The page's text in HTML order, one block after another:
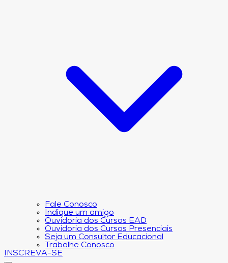
Fale Conosco
Indique um amigo
Ouvidoria dos Cursos EAD
Ouvidoria dos Cursos Presenciais
Seja um Consultor Educacional
Trabalhe Conosco
INSCREVA-SE